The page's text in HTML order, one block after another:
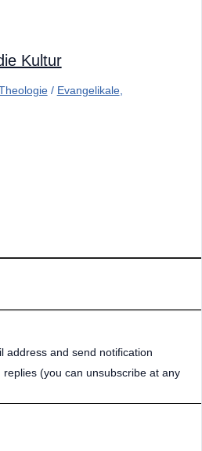
Kultur
/ Evangelikale,
address and send notification
(you can unsubscribe at any